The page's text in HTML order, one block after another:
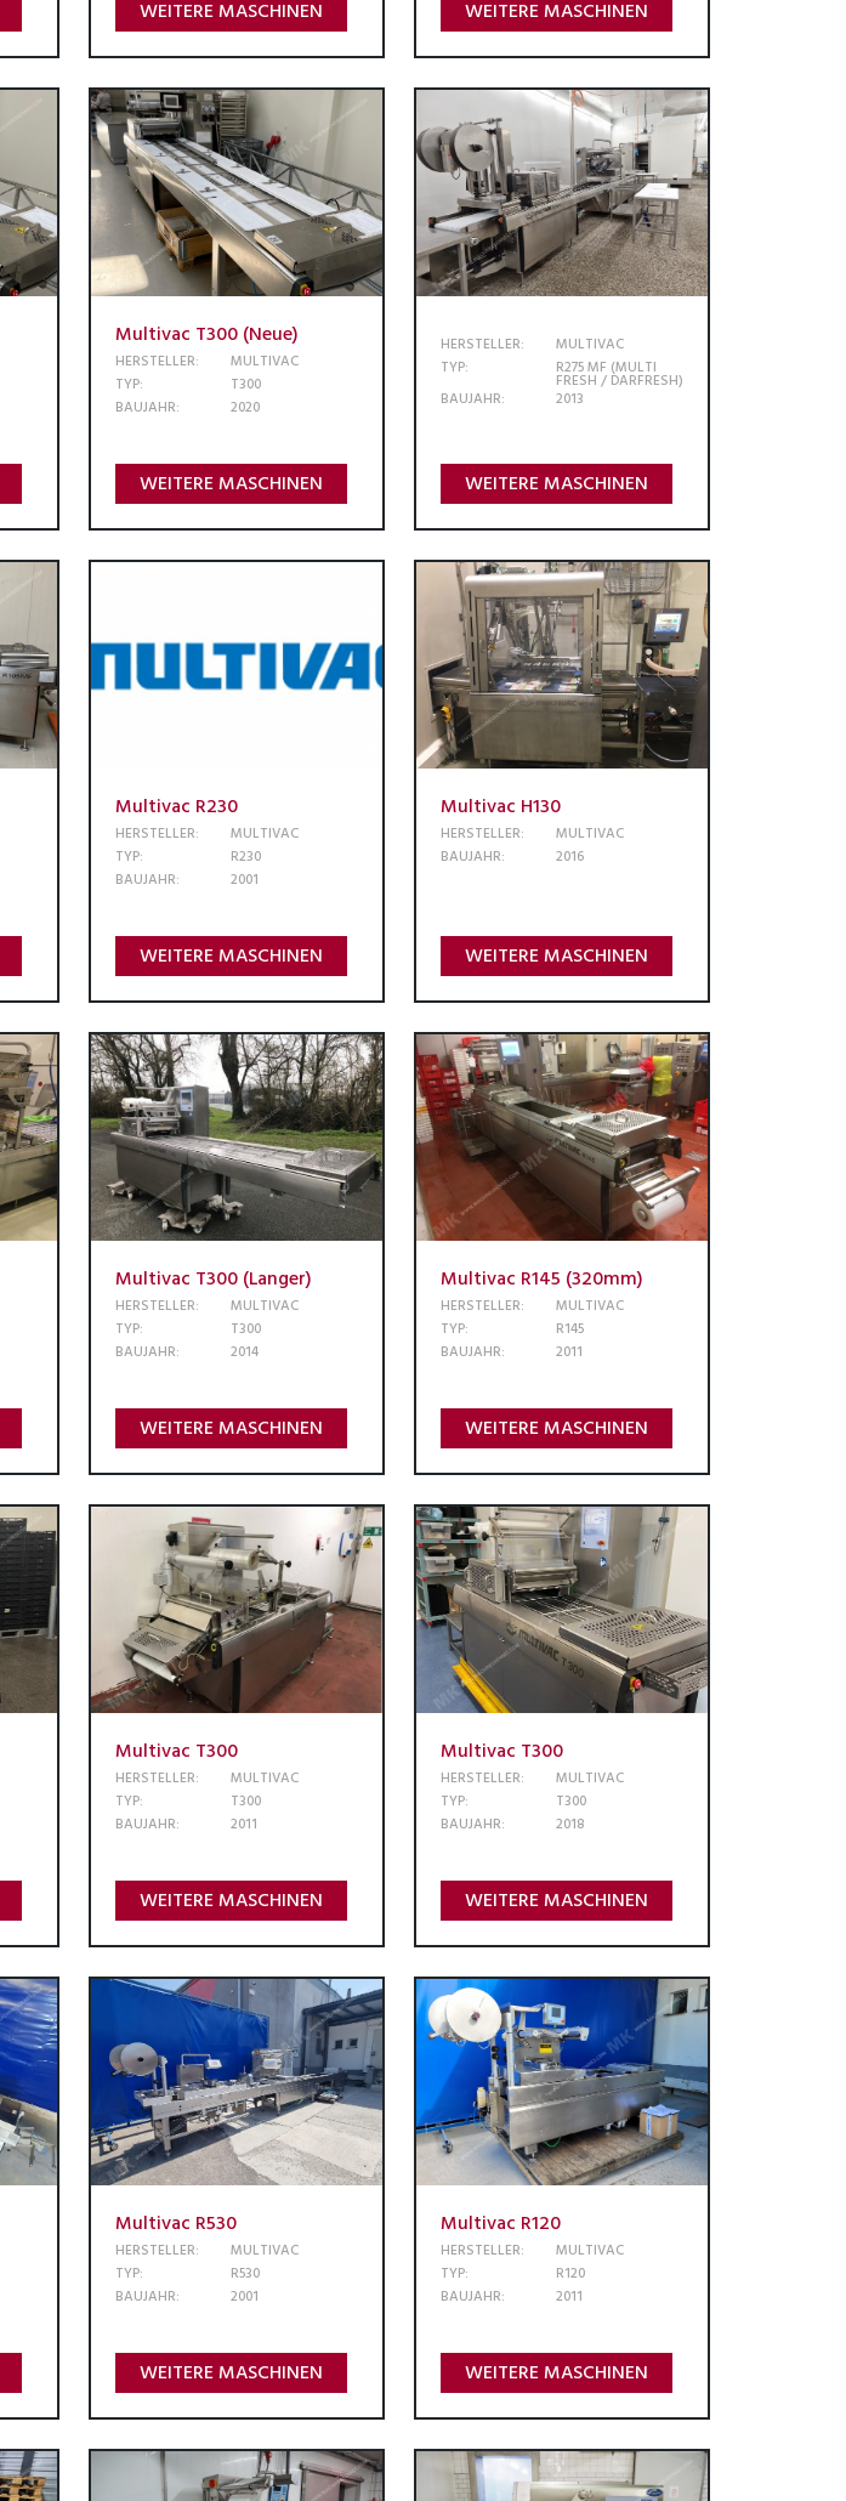
WEITERE MASCHINEN WEITERE MASCHINEN
Multivac T300 (Neue)
HERSTELLER:
MULTIVAC
TYP:
T300
BAUJAHR:
2020
WEITERE MASCHINEN
HERSTELLER:
MULTIVAC
TYP:
R275 MF (MULTI
FRESH / DARFRESH)
BAUJAHR:
2013
WEITERE MASCHINEN
Multivac R230
HERSTELLER:
MULTIVAC
TYP:
R230
BAUJAHR:
2001
WEITERE MASCHINEN
Multivac H130
HERSTELLER:
MULTIVAC
BAUJAHR:
2016
WEITERE MASCHINEN
Multivac T300 (Langer)
HERSTELLER:
MULTIVAC
TYP:
T300
BAUJAHR:
2014
WEITERE MASCHINEN
Multivac R145 (320mm)
HERSTELLER:
MULTIVAC
TYP:
R145
BAUJAHR:
2011
WEITERE MASCHINEN
Multivac T300
HERSTELLER:
MULTIVAC
TYP:
T300
BAUJAHR:
2011
WEITERE MASCHINEN
Multivac T300
HERSTELLER:
MULTIVAC
TYP:
T300
BAUJAHR:
2018
WEITERE MASCHINEN
Multivac R530
HERSTELLER:
MULTIVAC
TYP:
R530
BAUJAHR:
2001
WEITERE MASCHINEN
Multivac R120
HERSTELLER:
MULTIVAC
TYP:
R120
BAUJAHR:
2011
WEITERE MASCHINEN